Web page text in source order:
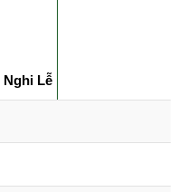
Lễ